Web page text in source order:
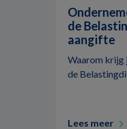
de
aangifte
Waarom krijg
de
Lees meer